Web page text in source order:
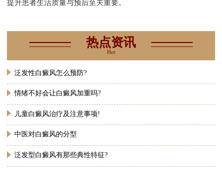
提升患者生活质量与预后至关重要。
热点资讯
Hot
泛发性白癜风怎么预防?
情绪不好会让白癜风加重吗?
儿童白癜风治疗及注意事项!
中医对白癜风的分型
泛发型白癜风有那些典性特征?